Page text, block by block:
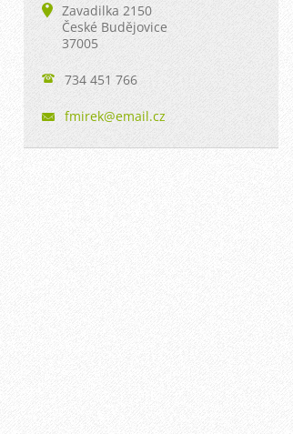
Zavadilka 2150
České Budějovice
37005
734 451 766
fmirek@email.cz